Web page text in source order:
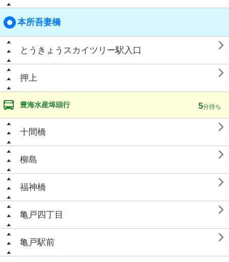
本所吾妻橋
とうきょうスカイツリー駅入口 
押上 
豊海水産埠頭行 5分待ち
十間橋 
柳島 
福神橋 
亀戸四丁目 
亀戸駅前 